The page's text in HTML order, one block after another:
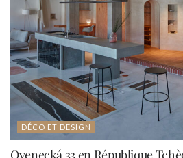
DÉCO ET DESIGN
Ovenecká 33 en République